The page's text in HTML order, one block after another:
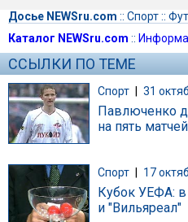
Досье NEWSru.com :: Спорт::
Каталог NEWSru.com ::
ССЫЛКИ ПО ТЕМЕ
Спорт | 31
Павлюченко
на пять матчей
Спорт 17
Кубок УЕФА:
и "Вильяреал"